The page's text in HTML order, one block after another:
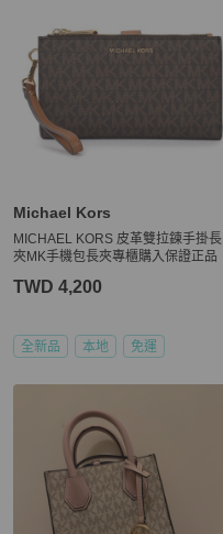
Michael Kors
MICHAEL KORS 皮革雙拉鍊手掛長
夾MK手機包長夾專櫃購入保證正品
TWD 4,200
全新品 本地 免運